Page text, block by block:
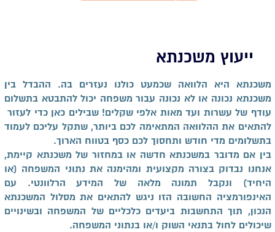
ייעוץ משכנתא
משכנתא היא הלוואה שכמעט כולנו נעזרים בה. ההבדל בין
משכנתא נכונה או לא נכונה עבור משפחה יכול להתבטא בתשלום
עודף של עשרות ועד מאות אלפי שקלים! שבילים כאן כדי לעזור
להתאים את ההלוואה המתאימה לכם ביותר, שתקל עליכם לעמוד
בתשלומים מדי חודש ותחסוך לכם כסף בטווח הארוך.
בין אם מדובר במשכנתא חדשה או במחזור של משכנתא קיימת,
אנחנו נבדוק בצורה מקצועית ומהימנה את נתוני המשפחה (או
היחיד) ונקבל תמונה מלאה של המידע הרלוונטי. עם
האינפורמציה החשובה הזו ניגש להתאים את מסלול המשכנתא
הנכון, תוך התחשבות ביעדים כלכליים של המשפחה ובשינויים
שיכולים לחול בתנאי השוק ו/או בנתוני המשפחה.